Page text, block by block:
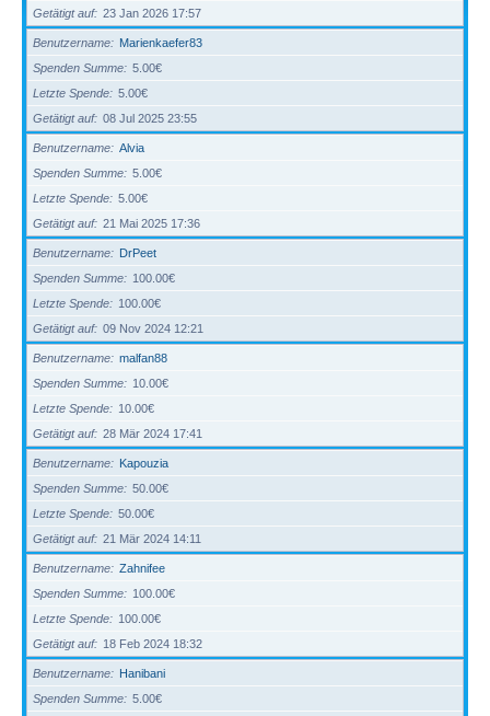
Getätigt auf
23 Jan 2026 17:57
Benutzername
Marienkaefer83
Spenden Summe
5.00€
Letzte Spende
5.00€
Getätigt auf
08 Jul 2025 23:55
Benutzername
Alvia
Spenden Summe
5.00€
Letzte Spende
5.00€
Getätigt auf
21 Mai 2025 17:36
Benutzername
DrPeet
Spenden Summe
100.00€
Letzte Spende
100.00€
Getätigt auf
09 Nov 2024 12:21
Benutzername
malfan88
Spenden Summe
10.00€
Letzte Spende
10.00€
Getätigt auf
28 Mär 2024 17:41
Benutzername
Kapouzia
Spenden Summe
50.00€
Letzte Spende
50.00€
Getätigt auf
21 Mär 2024 14:11
Benutzername
Zahnifee
Spenden Summe
100.00€
Letzte Spende
100.00€
Getätigt auf
18 Feb 2024 18:32
Benutzername
Hanibani
Spenden Summe
5.00€